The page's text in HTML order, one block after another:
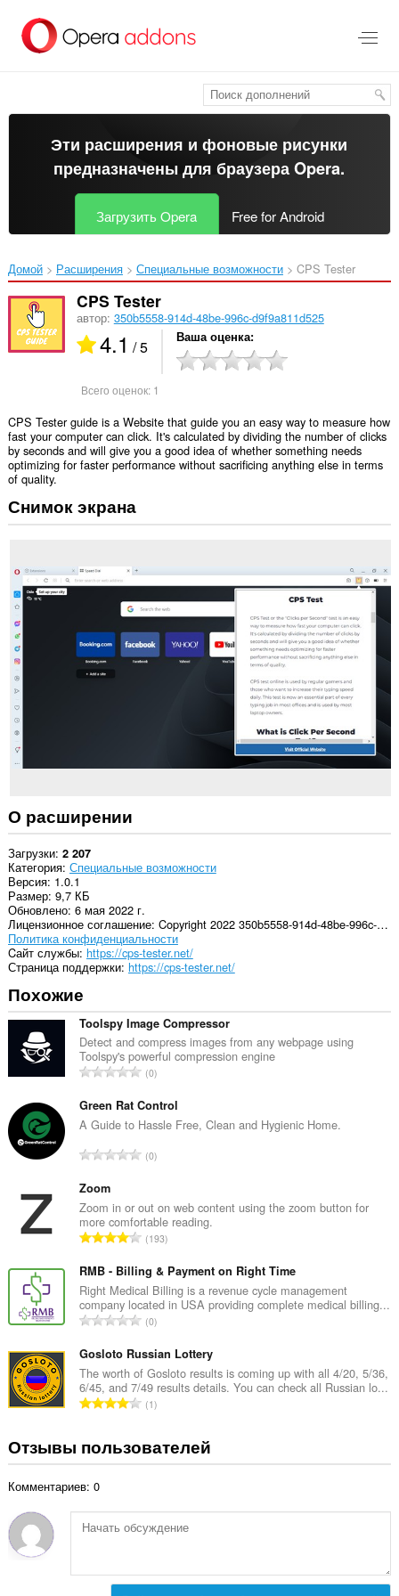
перейти
Эти расширения и фоновые рисунки
предназначены длябраузера Opera.
Загрузить Opera Free for Android
Домой Расширения Специальные возможности CPS Tester‎
CPS Tester
автор: 350b5558-914d-48be-996c-d9f9a811d525
4.1 / 5 Ваша оценка
Всего оценок: 1
CPS Tester guide is a Website that guide you an easy way to measure how
fast your computer can click. It's calculated by dividing the number of clicks
by seconds and will give you a good idea of whether something needs
optimizing for faster performance without sacrificing anything else in terms
of quality.
Снимок экрана
О расширении
Загрузки 2 207
Категория Специальные возможности
Версия 1.0.1
Размер 9,7 КБ
Обновлено 6 мая 2022 г.
Лицензионное соглашение
Copyright 2022 350b5558-914d-48be-996c-d9f9a811d525
Политика конфиденциальности
Cайт службы https://cps-tester.net/
Страница поддержки https://cps-tester.net/
Похожие
Toolspy Image Compressor
Detect and compress images from any webpage using
Toolspy's powerful compression engine
В
е
г
о
н
о
к
:
0
Green Rat Control
A Guide to Hassle Free, Clean and Hygienic Home.
В
г
о
о
е
н
о
к
:
0
Zoom
Zoom in or out on web content using the zoom button for
more comfortable reading.
В
е
г
о
о
е
н
о
к
193
RMB - Billing & Payment on Right Time
Right Medical Billing is a revenue cycle management
company located in USA providing complete medical billing...
В
е
г
о
о
е
н
:
0
Gosloto Russian Lottery
The worth of Gosloto results is coming up with all 4/20, 5/36,
6/45, and 7/49 results details. You can check all Russian lo...
В
г
ц
е
к
1
Отзывы пользователей
Комментариев: 0